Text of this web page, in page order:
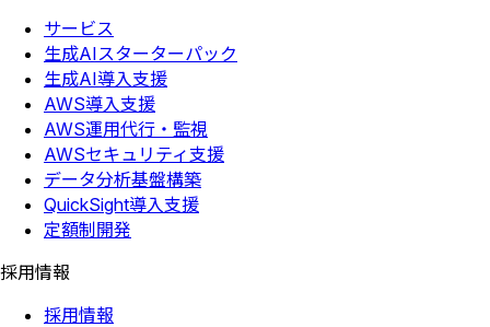
サービス
生成AIスターターパック
生成AI導入支援
AWS導入支援
AWS運用代行・監視
AWSセキュリティ支援
データ分析基盤構築
QuickSight導入支援
定額制開発
採用情報
採用情報